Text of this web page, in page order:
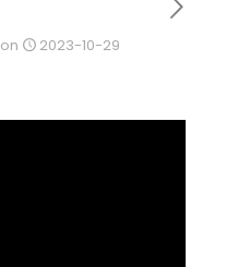
on 2023-10-29